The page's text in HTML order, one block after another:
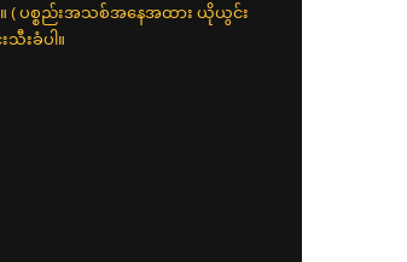
( ပစ္စည်းအသစ်အနေအထား ယိုယွင်း
းခံပါ။